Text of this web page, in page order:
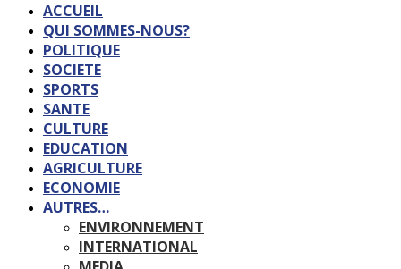
ACCUEIL
QUI SOMMES-NOUS?
POLITIQUE
SOCIETE
SPORTS
SANTE
CULTURE
EDUCATION
AGRICULTURE
ECONOMIE
AUTRES…
ENVIRONNEMENT
INTERNATIONAL